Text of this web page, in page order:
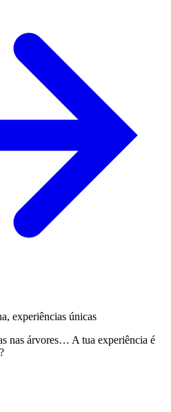
experiências únicas
nas árvores… A tua experiência é